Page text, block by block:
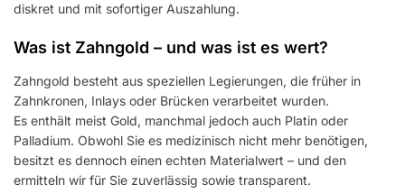
diskret und mit sofortiger Auszahlung.
Was ist Zahngold – und was ist es wert?
Zahngold besteht aus speziellen Legierungen, die früher in
Zahnkronen, Inlays oder Brücken verarbeitet wurden.
Es enthält meist Gold, manchmal jedoch auch Platin oder
Palladium. Obwohl Sie es medizinisch nicht mehr benötigen,
besitzt es dennoch einen echten Materialwert – und den
ermitteln wir für Sie zuverlässig sowie transparent.